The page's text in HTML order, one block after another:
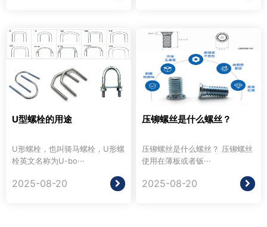
U型螺栓的用途
U形螺栓，也叫骑马螺栓，U形螺
栓英文名称为U-bo···
2025-08-20
压铆螺丝是什么螺丝？
压铆螺丝是什么螺丝？ 压铆螺丝
使用在薄板或者钣···
2025-08-20